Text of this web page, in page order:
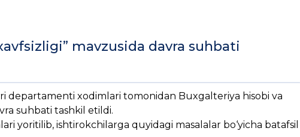
mavzusida davra suhbati
departamenti xodimlari tomonidan Buxgalteriya hisobi va
suhbati tashkil etildi.
yoritilib, ishtirokchilarga quyidagi masalalar bo‘yicha batafsil